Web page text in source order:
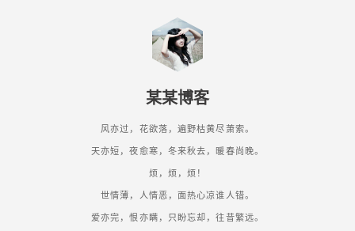
某某博客
风亦过，花欲落，遍野枯黄尽萧索。
天亦短，夜愈寒，冬来秋去，暖春尚晚。
烦，烦，烦！
世情薄，人情恶，面热心凉谁人错。
爱亦完，恨亦瞒，只盼忘却，往昔繁远。